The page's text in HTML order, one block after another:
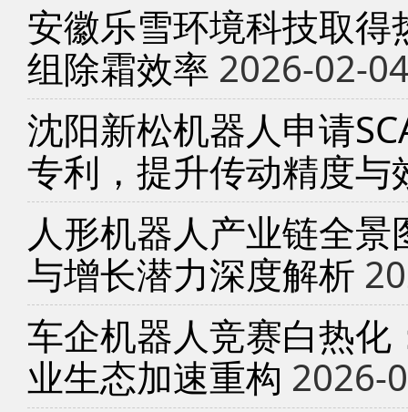
安徽乐雪环境科技取
组除霜效率 2026-02-
沈阳新松机器人申请
专利，提升传动精度与
人形机器人产业链全
与增长潜力深度解析
车企机器人竞赛白热
业生态加速重构 2026-